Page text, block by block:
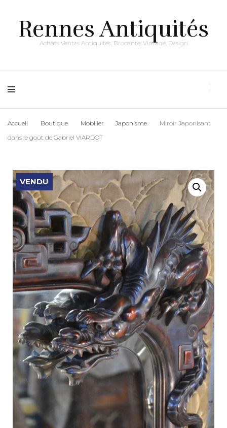
Rennes Antiquités
Achats Ventes Antiquités, Brocante, Vintage, Design
Accueil Boutique Mobilier Japonisme
Miroir Japonisant
dans le goût de Gabriel VIARDOT
VENDU